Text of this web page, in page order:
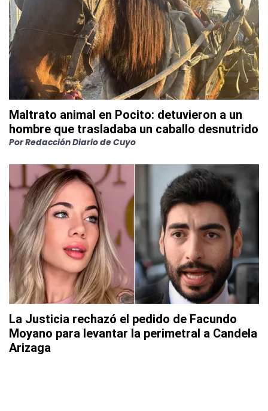
Maltrato animal en Pocito: detuvieron a un
hombre que trasladaba un caballo desnutrido
PorRedacción Diario de Cuyo
La Justicia rechazó el pedido de Facundo
Moyano para levantar la perimetral a Candela
Arizaga